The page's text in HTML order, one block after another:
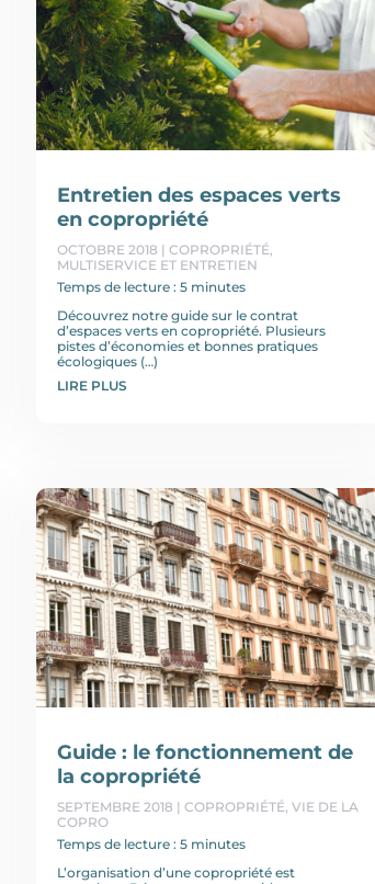
Entretien des espaces verts
en copropriété
OCTOBRE 2018 | COPROPRIÉTÉ,
MULTISERVICE ET ENTRETIEN
Temps de lecture : 5 minutes
Découvrez notre guide sur le contrat
d’espaces verts en copropriété. Plusieurs
pistes d’économies et bonnes pratiques
écologiques (…)
LIRE PLUS
Guide : le fonctionnement de
la copropriété
SEPTEMBRE 2018 | COPROPRIÉTÉ, VIE DE LA
COPRO
Temps de lecture : 5 minutes
L’organisation d’une copropriété est